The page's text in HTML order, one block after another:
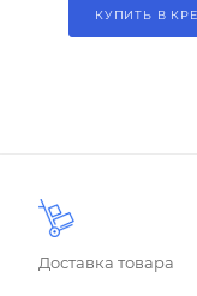
КУПИТЬ В
Доставка товара